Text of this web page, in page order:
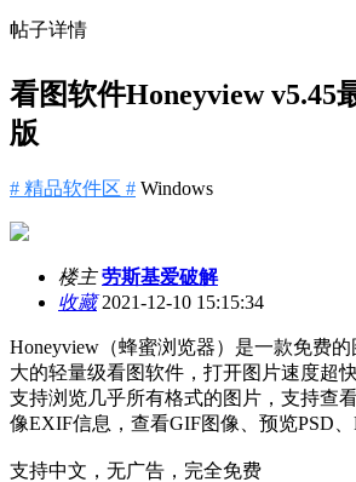
帖子详情
看图软件Honeyview v5.45
版
# 精品软件区 # Windows
楼主 劳斯基爱破解
收藏2021-12-10 15:15:34
Honeyview（蜂蜜浏览器）是一款免费
大的轻量级看图软件，打开图片速度超快
支持浏览几乎所有格式的图片，支持查
像EXIF信息，查看GIF图像、预览PSD、
支持中文，无广告，完全免费